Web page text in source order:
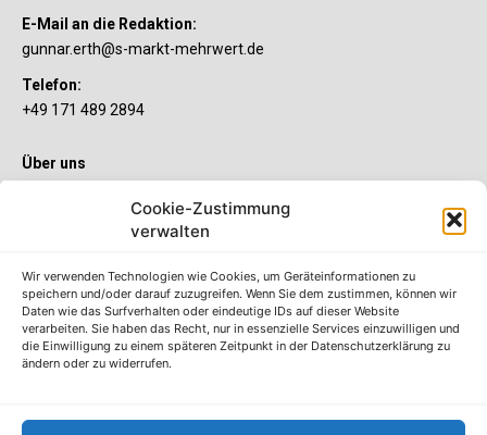
Cookie-Zustimmung
verwalten
Wir verwenden Technologien wie Cookies, um Geräteinformationen zu
speichern und/oder darauf zuzugreifen. Wenn Sie dem zustimmen, können wir
Daten wie das Surfverhalten oder eindeutige IDs auf dieser Website
verarbeiten. Sie haben das Recht, nur in essenzielle Services einzuwilligen und
die Einwilligung zu einem späteren Zeitpunkt in der Datenschutzerklärung zu
ändern oder zu widerrufen.
E-Mail an die Redaktion:
gunnar.erth@s-markt-mehrwert.de
Telefon:
+49 171 489 2894
Über uns
Sie wollen mehr als ein gewöhnliches Girokonto? Dann ist unser
S-Quin Konto genau das Richtige für Sie. Die beiden
etliche Inklusivleistungen. Im S-Quin Magazin erfahren Sie
immer, was es Neues gibt.
Die S-Quin Kontomodelle